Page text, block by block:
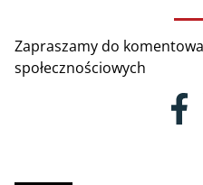
Zapraszamy do
społecznościowych